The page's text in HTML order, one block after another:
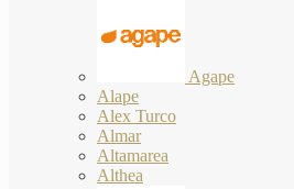
Agape
Alape
Alex Turco
Almar
Altamarea
Althea